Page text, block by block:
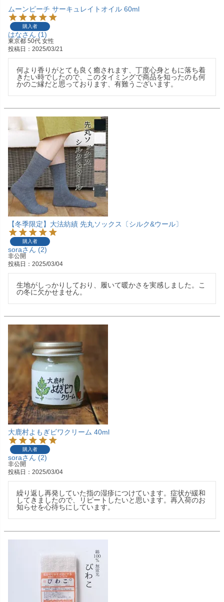
ムーンピーチ サーキュレイトオイル 60ml
購入者
はな 1
東京都 50代 女性
投稿日
2025/03/21
何より香りがとても良く癒されます、丁度心身ともに落ち着
きたい時でしたので、このタイミングで商品を知ったのも何
かのご縁だと思っております、有難うございます。
【冬季限定】大法紡績 先丸ソックス〔シルク&ウール〕
購入者
sora 2
非公開
投稿日
2025/03/04
生地がしっかりしており、履いて暖かさを実感しました。こ
の冬に欠かせません。
大鹿村よもぎビワクリーム 40ml
購入者
sora 2
非公開
投稿日
2025/03/04
繰り返し再発していた指の湿疹につけています。症状が緩和
してきましたので、リピートしたいと思います。再入荷のお
知らせを心待ちにしています。